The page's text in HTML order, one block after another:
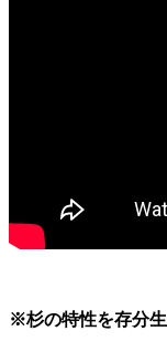
※杉の特性を存分